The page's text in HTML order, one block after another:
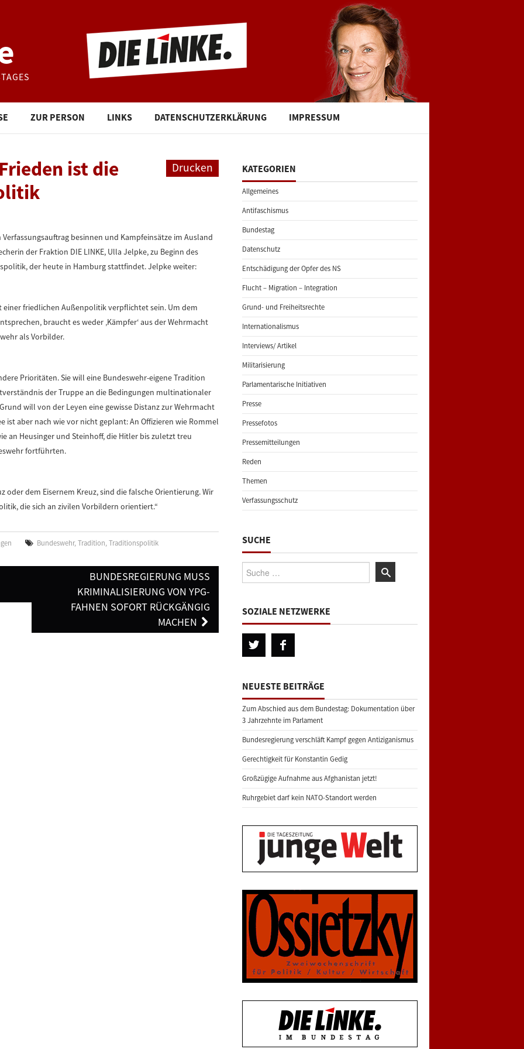
ZUR PERSON LINKS DATENSCHUTZERKLÄRUNG IMPRESSUM
Drucken
ist die
besinnen und Kampfeinsätze im Ausland
der Fraktion DIE LINKE, Ulla Jelpke, zu Beginn des
der heute in Hamburg stattfindet. Jelpke weiter:
friedlichen Außenpolitik verpflichtet sein. Um dem
braucht es weder ‚Kämpfer‘ aus der Wehrmacht
als Vorbilder.
Prioritäten. Sie will eine Bundeswehr-eigene Tradition
der Truppe an die Bedingungen multinationaler
will von der Leyen eine gewisse Distanz zur Wehrmacht
ist aber nach wie vor nicht geplant: An Offizieren wie Rommel
an Heusinger und Steinhoff, die Hitler bis zuletzt treu
fortführten.
oder dem Eisernem Kreuz, sind die falsche Orientierung. Wir
die sich an zivilen Vorbildern orientiert.“
Bundeswehr,Tradition,Traditionspolitik
BUNDESREGIERUNG MUSS
KRIMINALISIERUNG VON YPG-
FAHNEN SOFORT RÜCKGÄNGIG
MACHEN
KATEGORIEN
Allgemeines
Antifaschismus
Bundestag
Datenschutz
Entschädigung der Opfer des NS
Flucht – Migration – Integration
Grund- und Freiheitsrechte
Internationalismus
Interviews/ Artikel
Militarisierung
Parlamentarische Initiativen
Presse
Pressefotos
Pressemitteilungen
Reden
Themen
Verfassungsschutz
SUCHE
Suche:
SOZIALE NETZWERKE
NEUESTE BEITRÄGE
Zum Abschied aus dem Bundestag: Dokumentation über
3 Jahrzehnte im Parlament
Bundesregierung verschläft Kampf gegen Antiziganismus
Gerechtigkeit für Konstantin Gedig
Großzügige Aufnahme aus Afghanistan jetzt!
Ruhrgebiet darf kein NATO-Standort werden